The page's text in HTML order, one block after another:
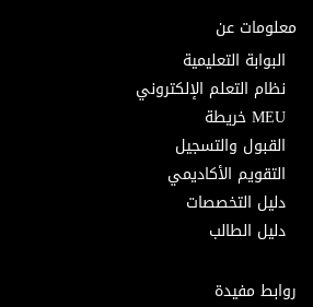
معلومات عن
البوابة التعليمية
نظام التعلم الإلكتروني
MEU خريطة
القبول والتسجيل
التقويم الأكاديمي
دليل التخصصات
دليل الطالب
روابط مفيدة